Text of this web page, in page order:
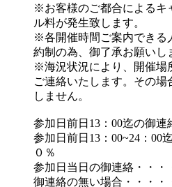
※お客様のご都合によるキ
ル料が発生致します。
※各開催時間ご案内できる
約制の為、御了承お願いし
※海況状況により、開催場
ご連絡いたします。その
しません。
参加日前日13：00迄の御連
参加日前日13：00~24：00
０％
参加日当日の御連絡・・・
御連絡の無い場合・・・・